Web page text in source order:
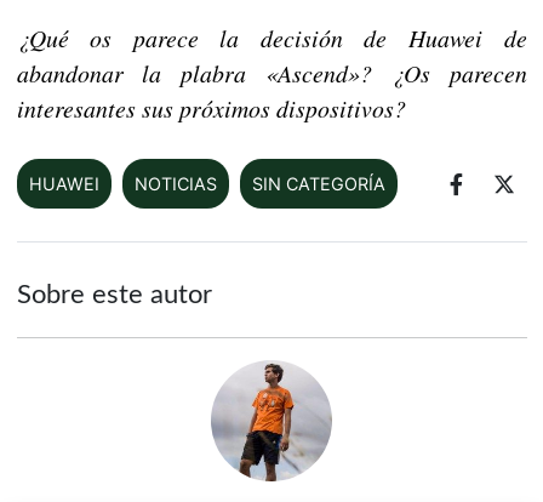
¿Qué os parece la decisión de Huawei de
abandonar la plabra «Ascend»? ¿Os parecen
interesantes sus próximos dispositivos?
HUAWEI NOTICIAS SIN CATEGORÍA
Sobre este autor